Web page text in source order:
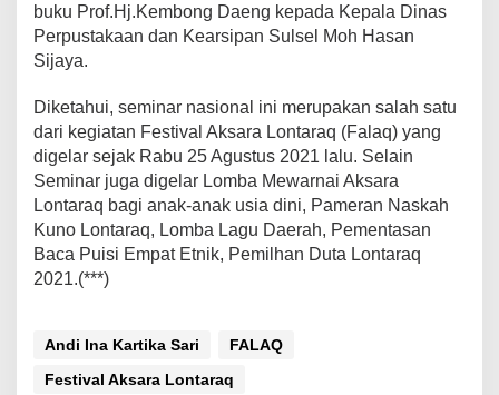
buku Prof.Hj.Kembong Daeng kepada Kepala Dinas
Perpustakaan dan Kearsipan Sulsel Moh Hasan
Sijaya.
Diketahui, seminar nasional ini merupakan salah satu
dari kegiatan Festival Aksara Lontaraq (Falaq) yang
digelar sejak Rabu 25 Agustus 2021 lalu. Selain
Seminar juga digelar Lomba Mewarnai Aksara
Lontaraq bagi anak-anak usia dini, Pameran Naskah
Kuno Lontaraq, Lomba Lagu Daerah, Pementasan
Baca Puisi Empat Etnik, Pemilhan Duta Lontaraq
2021.(***)
Andi Ina Kartika Sari
FALAQ
Festival Aksara Lontaraq